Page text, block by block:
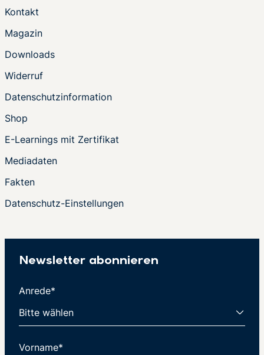
Kontakt
Magazin
Downloads
Widerruf
Datenschutzinformation
Shop
E-Learnings mit Zertifikat
Mediadaten
Fakten
Datenschutz-Einstellungen
Newsletter abonnieren
Anrede*
Vorname*